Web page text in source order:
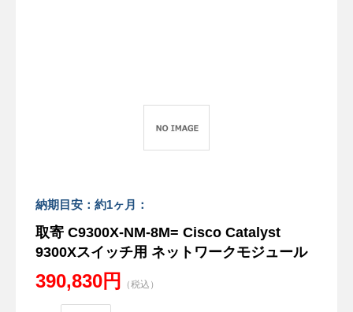
納期目安：約1ヶ月：
取寄 C9300X-NM-8M= Cisco Catalyst
9300Xスイッチ用 ネットワークモジュール
390,830円 （税込）